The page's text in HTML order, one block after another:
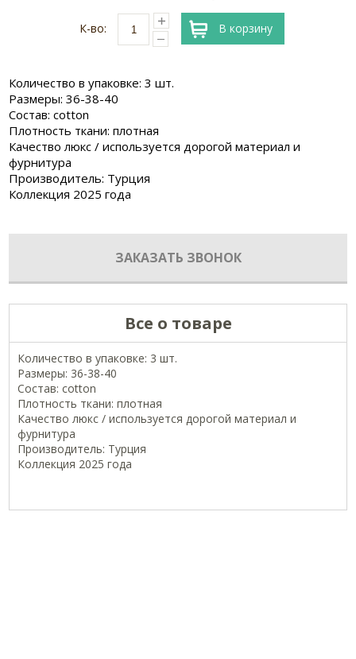
К-во: В корзину
Количество в упаковке: 3 шт.
Размеры: 36-38-40
Состав: cotton
Плотность ткани: плотная
Качество люкс / используется дорогой материал и
фурнитура
Производитель: Турция
Коллекция 2025 года
ЗАКАЗАТЬ ЗВОНОК
Все о товаре
Количество в упаковке: 3 шт.
Размеры: 36-38-40
Состав: cotton
Плотность ткани: плотная
Качество люкс / используется дорогой материал и
фурнитура
Производитель: Турция
Коллекция 2025 года